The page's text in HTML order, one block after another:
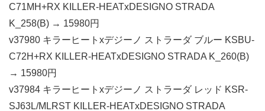
C71MH+RX KILLER-HEATxDESIGNO STRADA
K_258(B) → 15980円
v37980 キラーヒートxデジーノ ストラーダ ブルー KSBU-
C72H+RX KILLER-HEATxDESIGNO STRADA K_260(B)
→ 15980円
v37984 キラーヒートxデジーノ ストラーダ レッド KSR-
SJ63L/MLRST KILLER-HEATxDESIGNO STRADA